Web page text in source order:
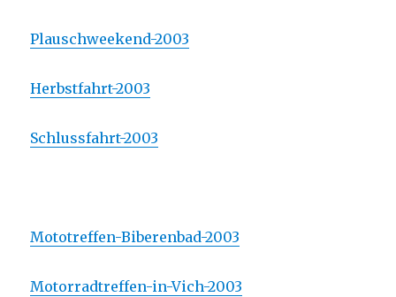
Plauschweekend-2003
Herbstfahrt-2003
Schlussfahrt-2003
Mototreffen-Biberenbad-2003
Motorradtreffen-in-Vich-2003